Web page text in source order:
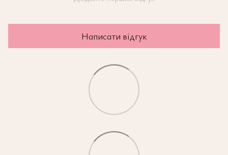
Написати відгук